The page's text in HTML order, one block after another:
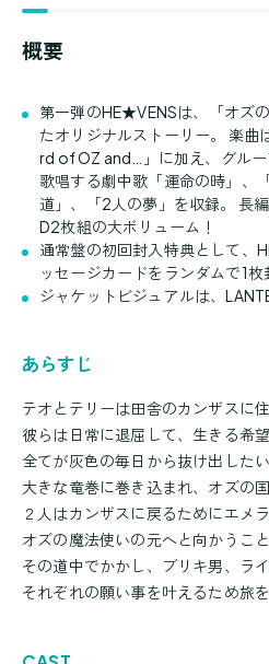
概要
第一弾のHE★VENSは、「オズ
たオリジナルストーリー。 楽曲
rd of OZ and…」に加え、グル
歌唱する劇中歌「運命の時」、
道」、「2人の夢」を収録。 長
D2枚組の大ボリューム！
通常盤の初回封入特典として、
ッセージカードをランダムで1枚
ジャケットビジュアルは、
あらすじ
テオとテリーは田舎のカンザスに住
彼らは日常に退屈して、生きる希望
全てが灰色の毎日から抜け出した
大きな竜巻に巻き込まれ、オズの
２人はカンザスに戻るためにエメ
オズの魔法使いの元へと向かうこと
その道中でかかし、ブリキ男、ラ
それぞれの願い事を叶えるため旅